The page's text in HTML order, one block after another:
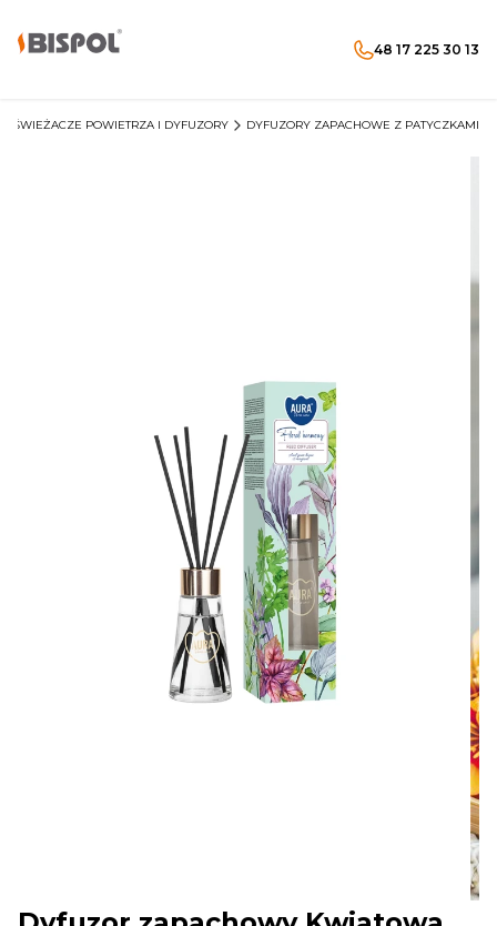
48 17 225 30 13
POWIETRZA I DYFUZORY DYFUZORY ZAPACHOWE Z PATYCZKAMI